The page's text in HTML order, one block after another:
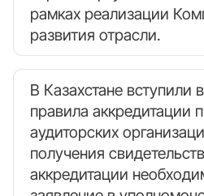
рамках реализации
развития отрасли.
В Казахстане вступили
правила аккредитации
аудиторских
получения
аккредитации